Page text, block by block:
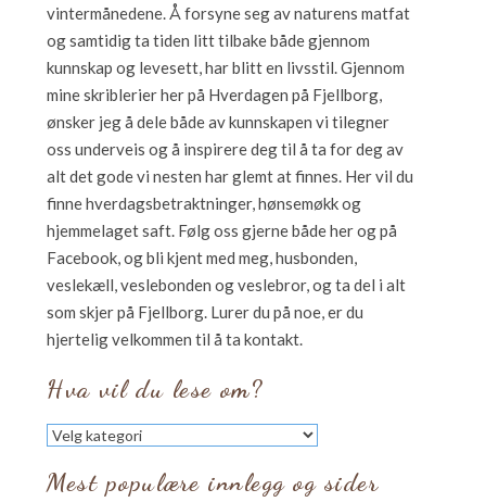
vintermånedene. Å forsyne seg av naturens matfat
og samtidig ta tiden litt tilbake både gjennom
kunnskap og levesett, har blitt en livsstil. Gjennom
mine skriblerier her på Hverdagen på Fjellborg,
ønsker jeg å dele både av kunnskapen vi tilegner
oss underveis og å inspirere deg til å ta for deg av
alt det gode vi nesten har glemt at finnes. Her vil du
finne hverdagsbetraktninger, hønsemøkk og
hjemmelaget saft. Følg oss gjerne både her og på
Facebook, og bli kjent med meg, husbonden,
veslekæll, veslebonden og veslebror, og ta del i alt
som skjer på Fjellborg. Lurer du på noe, er du
hjertelig velkommen til å ta kontakt.
Hva vil du lese om?
Hva
vil
du
lese
Mest populære innlegg og sider